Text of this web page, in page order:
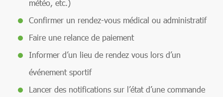
météo, etc.)
Confirmer un rendez-vous médical ou administratif
Faire une relance de paiement
Informer d’un lieu de rendez vous lors d’un
événement sportif
Lancer des notifications sur l’état d’une commande